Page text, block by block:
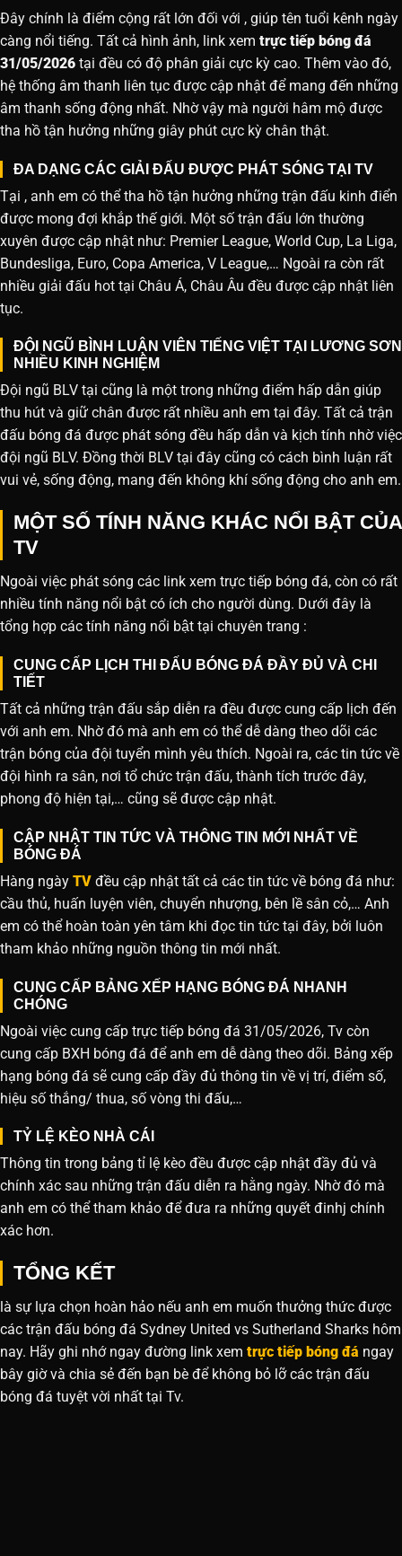
Đây chính là điểm cộng rất lớn đối với , giúp tên tuổi kênh ngày
càng nổi tiếng. Tất cả hình ảnh, link xem trực tiếp bóng đá
31/05/2026 tại đều có độ phân giải cực kỳ cao. Thêm vào đó,
hệ thống âm thanh liên tục được cập nhật để mang đến những
âm thanh sống động nhất. Nhờ vậy mà người hâm mộ được
tha hồ tận hưởng những giây phút cực kỳ chân thật.
ĐA DẠNG CÁC GIẢI ĐẤU ĐƯỢC PHÁT SÓNG TẠI TV
Tại , anh em có thể tha hồ tận hưởng những trận đấu kinh điển
được mong đợi khắp thế giới. Một số trận đấu lớn thường
xuyên được cập nhật như: Premier League, World Cup, La Liga,
Bundesliga, Euro, Copa America, V League,… Ngoài ra còn rất
nhiều giải đấu hot tại Châu Á, Châu Âu đều được cập nhật liên
tục.
ĐỘI NGŨ BÌNH LUẬN VIÊN TIẾNG VIỆT TẠI LƯƠNG SƠN
NHIỀU KINH NGHIỆM
Đội ngũ BLV tại cũng là một trong những điểm hấp dẫn giúp
thu hút và giữ chân được rất nhiều anh em tại đây. Tất cả trận
đấu bóng đá được phát sóng đều hấp dẫn và kịch tính nhờ việc
đội ngũ BLV. Đồng thời BLV tại đây cũng có cách bình luận rất
vui vẻ, sống động, mang đến không khí sống động cho anh em.
MỘT SỐ TÍNH NĂNG KHÁC NỔI BẬT CỦA
TV
Ngoài việc phát sóng các link xem trực tiếp bóng đá, còn có rất
nhiều tính năng nổi bật có ích cho người dùng. Dưới đây là
tổng hợp các tính năng nổi bật tại chuyên trang :
CUNG CẤP LỊCH THI ĐẤU BÓNG ĐÁ ĐẦY ĐỦ VÀ CHI
TIẾT
Tất cả những trận đấu sắp diễn ra đều được cung cấp lịch đến
với anh em. Nhờ đó mà anh em có thể dễ dàng theo dõi các
trận bóng của đội tuyển mình yêu thích. Ngoài ra, các tin tức về
đội hình ra sân, nơi tổ chức trận đấu, thành tích trước đây,
phong độ hiện tại,… cũng sẽ được cập nhật.
CẬP NHẬT TIN TỨC VÀ THÔNG TIN MỚI NHẤT VỀ
BÓNG ĐÁ
Hàng ngày TV đều cập nhật tất cả các tin tức về bóng đá như:
cầu thủ, huấn luyện viên, chuyển nhượng, bên lề sân cỏ,… Anh
em có thể hoàn toàn yên tâm khi đọc tin tức tại đây, bởi luôn
tham khảo những nguồn thông tin mới nhất.
CUNG CẤP BẢNG XẾP HẠNG BÓNG ĐÁ NHANH
CHÓNG
Ngoài việc cung cấp trực tiếp bóng đá 31/05/2026, Tv còn
cung cấp BXH bóng đá để anh em dễ dàng theo dõi. Bảng xếp
hạng bóng đá sẽ cung cấp đầy đủ thông tin về vị trí, điểm số,
hiệu số thắng/ thua, số vòng thi đấu,…
TỶ LỆ KÈO NHÀ CÁI
Thông tin trong bảng tỉ lệ kèo đều được cập nhật đầy đủ và
chính xác sau những trận đấu diễn ra hằng ngày. Nhờ đó mà
anh em có thể tham khảo để đưa ra những quyết đinhj chính
xác hơn.
TỔNG KẾT
là sự lựa chọn hoàn hảo nếu anh em muốn thưởng thức được
các trận đấu bóng đá Sydney United vs Sutherland Sharks hôm
nay. Hãy ghi nhớ ngay đường link xem trực tiếp bóng đá ngay
bây giờ và chia sẻ đến bạn bè để không bỏ lỡ các trận đấu
bóng đá tuyệt vời nhất tại Tv.